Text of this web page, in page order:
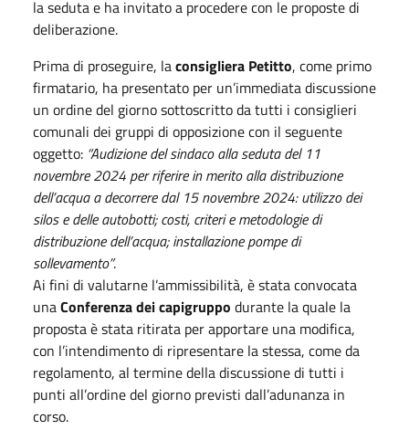
la seduta e ha invitato a procedere con le proposte di
deliberazione.
Prima di proseguire, laconsigliera Petitto, come primo
firmatario, ha presentato per un’immediata discussione
un ordine del giorno sottoscritto da tutti i consiglieri
comunali dei gruppi di opposizione con il seguente
oggetto: “Audizione del sindaco alla seduta del 11
novembre 2024 per riferire in merito alla distribuzione
dell’acqua a decorrere dal 15 novembre 2024: utilizzo dei
silos e delle autobotti; costi, criteri e metodologie di
distribuzione dell’acqua; installazione pompe di
sollevamento”.
Ai fini di valutarne l’ammissibilità, è stata convocata
unaConferenza dei capigruppo durante la quale la
proposta è stata ritirata per apportare una modifica,
con l’intendimento di ripresentare la stessa, come da
regolamento, al termine della discussione di tutti i
punti all’ordine del giorno previsti dall’adunanza in
corso.